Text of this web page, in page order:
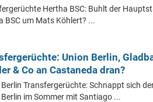
Hertha BSC: Buhlt der
BSC um Mats Köhlert? ...
Union Berlin,
& Co an Castaneda dran?
Berlin Transfergerüchte: Schnappt sich
Berlin im Sommer mit Santiago ...